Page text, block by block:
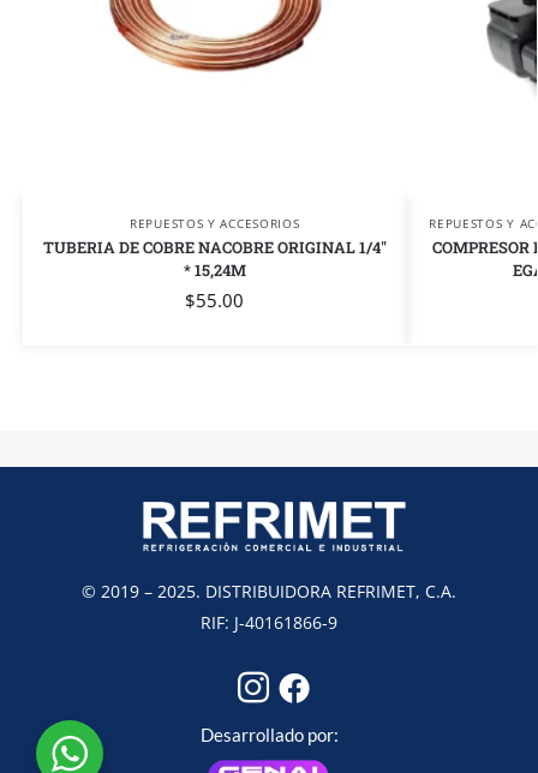
REPUESTOS Y ACCESORIOS
TUBERIA DE COBRE NACOBRE ORIGINAL 1/4″
* 15,24M
$55.00
REPUESTOS Y
© 2019 – 2025. DISTRIBUIDORA REFRIMET, C.A.
RIF: J-40161866-9
Desarrollado por: